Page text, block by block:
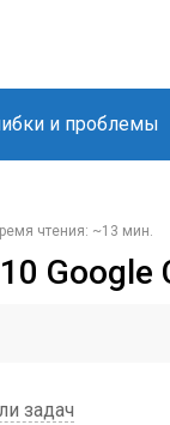
и проблемы
чтения: ~13 мин.
Google
задач